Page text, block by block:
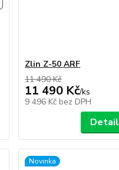
Zlin Z-50 ARF
11 490 Kč
11 490 Kč/ks
9 496 Kč bez DPH
Detail
Novinka